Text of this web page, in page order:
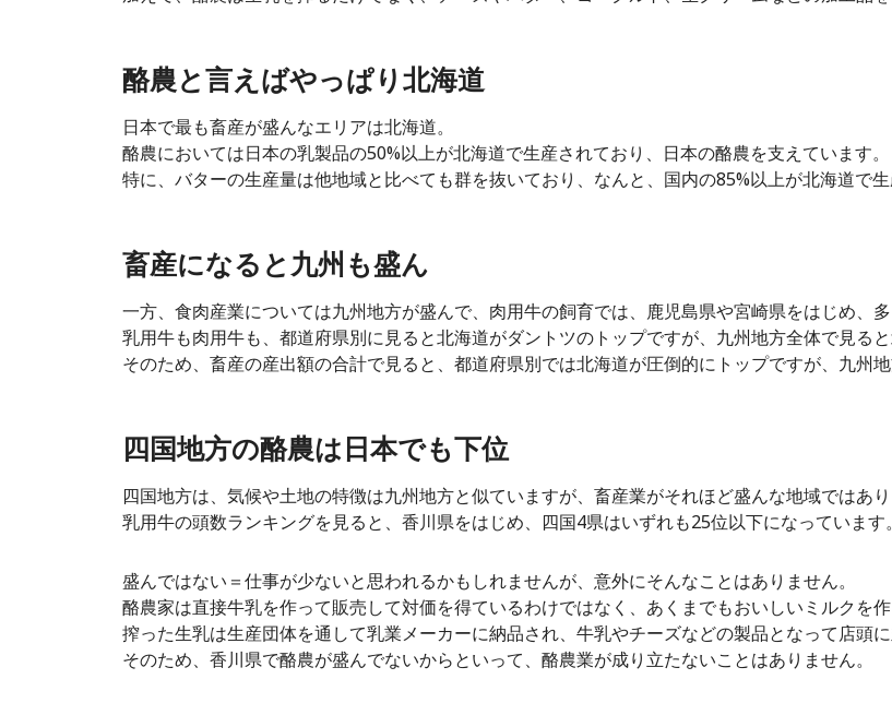
酪農と言えばやっぱり北海道
日本で最も畜産が盛んなエリアは北海道。
酪農においては日本の乳製品の50%以上が北海道で生産されており、日本の酪農を支えています。
特に、バターの生産量は他地域と比べても群を抜いており、なんと、国内の85%以上が北海道で生
畜産になると九州も盛ん
一方、食肉産業については九州地方が盛んで、肉用牛の飼育では、鹿児島県や宮崎県をはじめ、
乳用牛も肉用牛も、都道府県別に見ると北海道がダントツのトップですが、九州地方全体で見る
そのため、畜産の産出額の合計で見ると、都道府県別では北海道が圧倒的にトップですが、九州
四国地方の酪農は日本でも下位
四国地方は、気候や土地の特徴は九州地方と似ていますが、畜産業がそれほど盛んな地域ではあり
乳用牛の頭数ランキングを見ると、香川県をはじめ、四国4県はいずれも25位以下になっています。
盛んではない＝仕事が少ないと思われるかもしれませんが、意外にそんなことはありません。
酪農家は直接牛乳を作って販売して対価を得ているわけではなく、あくまでもおいしいミルクを作
搾った生乳は生産団体を通して乳業メーカーに納品され、牛乳やチーズなどの製品となって店頭に
そのため、香川県で酪農が盛んでないからといって、酪農業が成り立たないことはありません。